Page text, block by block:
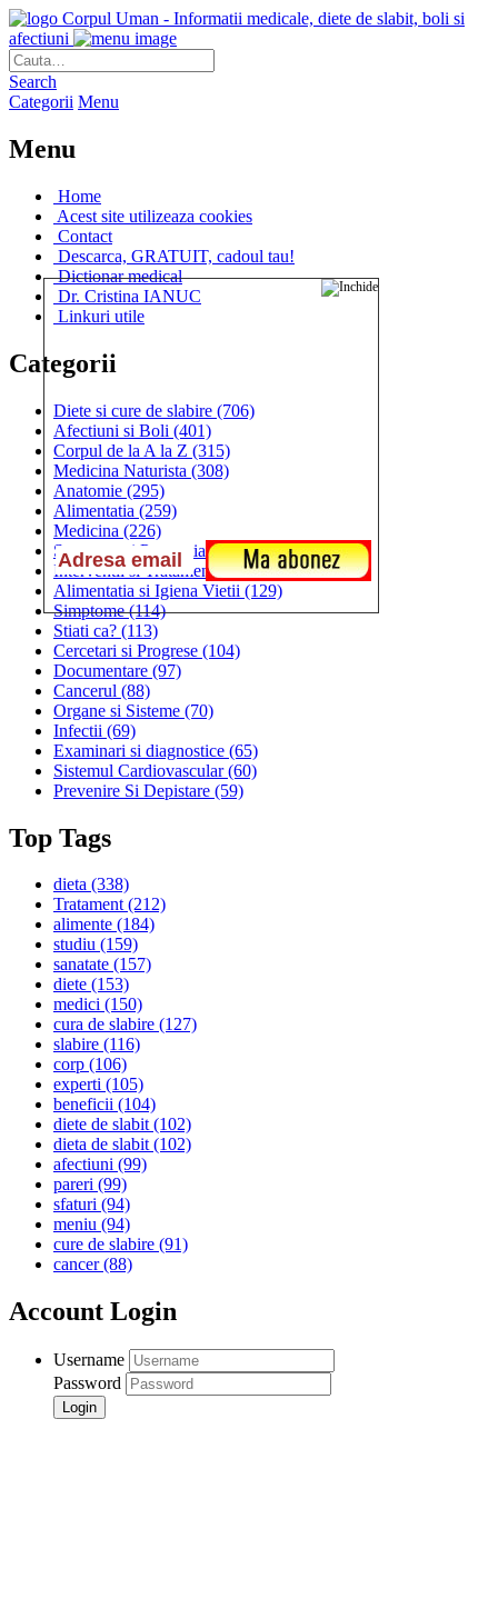
Corpul Uman - Informatii medicale, diete de slabit, boli si
afectiuni
Search
Categorii Menu
Menu
Home
Acest site utilizeaza cookies
Contact
Descarca, GRATUIT, cadoul tau!
Dictionar medical
Dr. Cristina IANUC
Linkuri utile
Categorii
Diete si cure de slabire (706)
Afectiuni si Boli (401)
Corpul de la A la Z (315)
Medicina Naturista (308)
Anatomie (295)
Alimentatia (259)
Medicina (226)
Sanatatea si Preventia(170)
Interventii si Tratamente(167)
Alimentatia si Igiena Vietii (129)
Simptome(114)
Stiati ca? (113)
Cercetari si Progrese (104)
Documentare (97)
Cancerul (88)
Organe si Sisteme (70)
Infectii (69)
Examinari si diagnostice (65)
Sistemul Cardiovascular(60)
Prevenire Si Depistare (59)
Top Tags
dieta (338)
Tratament(212)
alimente (184)
studiu (159)
sanatate (157)
diete (153)
medici (150)
cura de slabire (127)
slabire (116)
corp (106)
experti (105)
beneficii (104)
diete de slabit(102)
dieta de slabit(102)
afectiuni (99)
pareri (99)
sfaturi (94)
meniu (94)
cure de slabire (91)
cancer(88)
Account Login
Username
Password